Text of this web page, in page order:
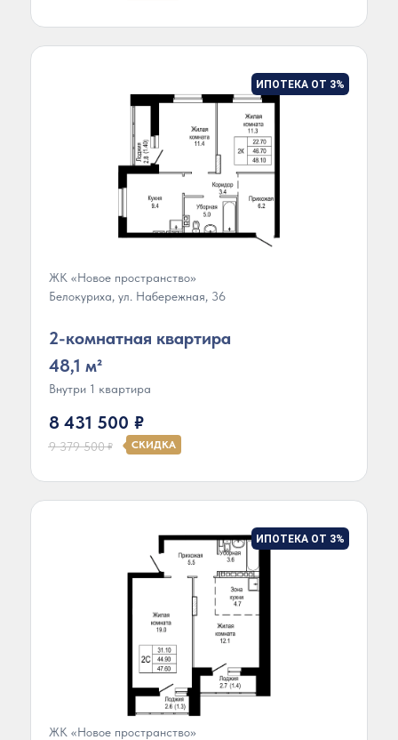
ИПОТЕКА ОТ 3%
ЖК «Новое пространство»
Белокуриха, ул. Набережная, 36
2-комнатная квартира
48,1 м²
Внутри 1 квартира
8 431 500 ₽
9 379 500 ₽ СКИДКА
ИПОТЕКА ОТ 3%
ЖК «Новое пространство»